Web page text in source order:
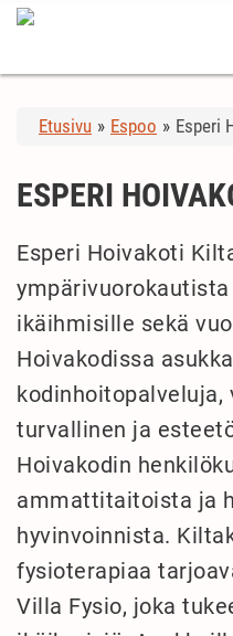
Etusivu » Espoo » Esperi
ESPERI
Esperi Hoivakoti
ikäihmisille sekä
Hoivakodissa
turvallinen ja
Hoivakodin
ammattitaitoista ja
hyvinvoinnista.
fysioterapiaa
Villa Fysio, joka